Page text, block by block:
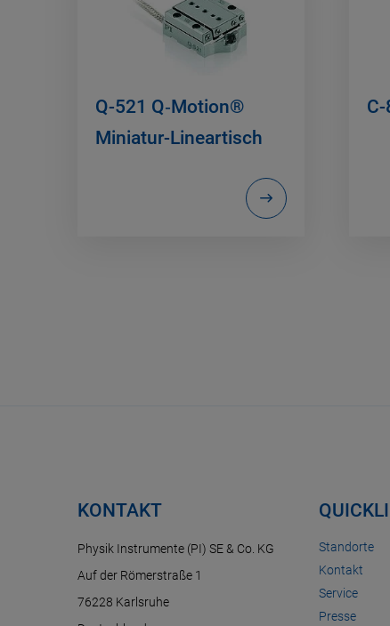
Q-521 Q‑Motion®
Miniatur-Lineartisch
KONTAKT
Physik Instrumente (PI) SE & Co. KG
Auf der Römerstraße 1
76228 Karlsruhe
Standorte
Kontakt
Service
Presse